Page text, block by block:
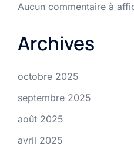
Aucun commentaire à
Archives
octobre 2025
septembre 2025
août 2025
avril 2025